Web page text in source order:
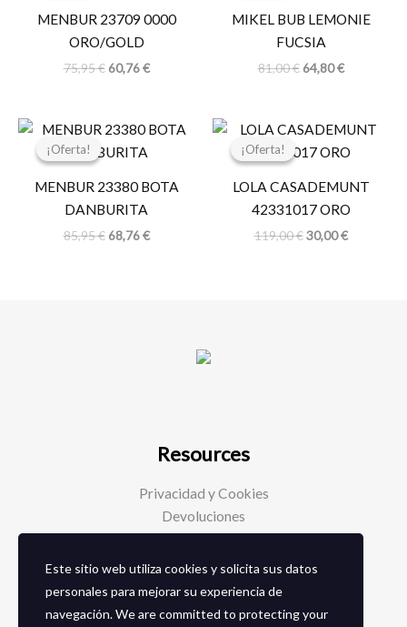
MENBUR 23709 0000
ORO/GOLD
75,95€
75,95 €.
60,76€
60,76 €.
MIKEL BUB LEMONIE
FUCSIA
81,00€
81,00 €.
64,80€
64,80 €.
¡Oferta!
¡Oferta!
MENBUR 23380 BOTA
DANBURITA
85,95€
El
original
85,95 €.
68,76€
El
68,76 €.
¡Oferta!
¡Oferta!
LOLA CASADEMUNT
42331017 ORO
119,00€
El
original
119,00 €.
30,00€
El
actual
30,00 €.
Resources
Privacidad y Cookies
Devoluciones
Social Media
Facebook
Este sitio web utiliza cookies y solicita sus datos
personales para mejorar su experiencia de
navegación. We are committed to protecting your